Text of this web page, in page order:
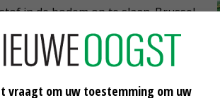
in de bodem op te slaan. Brussel
mogen worden met de
zelf, maar ook met andere
vraagt om uw toestemming om uw